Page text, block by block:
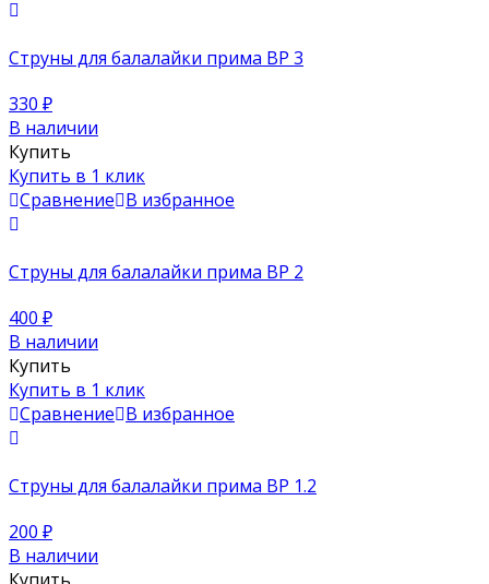
Струны для балалайки прима BP 3
330 ₽
В наличии
Купить
Купить в 1 клик
Сравнение В избранное
Струны для балалайки прима BP 2
400 ₽
В наличии
Купить
Купить в 1 клик
Сравнение В избранное
Струны для балалайки прима BP 1.2
200 ₽
В наличии